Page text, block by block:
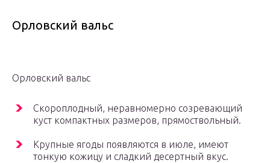
Орловский вальс
Орловский вальс
Скороплодный, неравномерно созревающий
куст компактных размеров, прямоствольный.
Крупные ягоды появляются в июле, имеют
тонкую кожицу и сладкий десертный вкус.